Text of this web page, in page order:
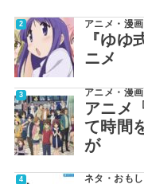
アニメ・漫画
『ゆゆ
ニメ
アニメ・漫画
アニメ
て時間
が
ネタ・おも